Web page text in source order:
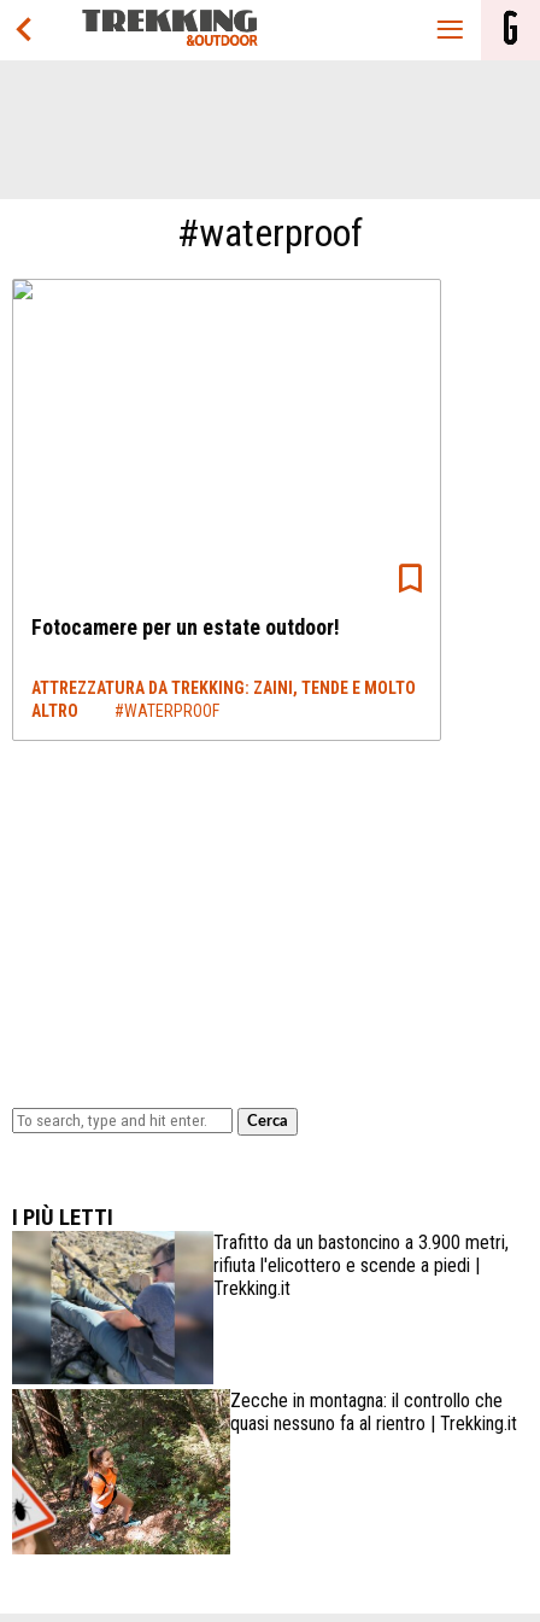
#waterproof
Fotocamere per un estate outdoor!
ATTREZZATURA DA TREKKING: ZAINI, TENDE E MOLTO
ALTRO
#WATERPROOF
Cerca
I PIÙ LETTI
Trafitto da un bastoncino a 3.900 metri,
rifiuta l'elicottero e scende a piedi |
Trekking.it
Zecche in montagna: il controllo che
quasi nessuno fa al rientro | Trekking.it